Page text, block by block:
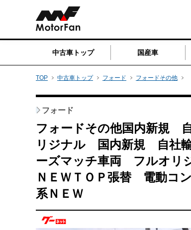
中古車トップ 国産車
TOP 中古車トップ フォード フォードその他
フォード
フォードその他国内新規
リジナル 国内新規 自
ーズマッチ車両 フルオ
ＮＥＷＴＯＰ張替 電動コ
系ＮＥＷ